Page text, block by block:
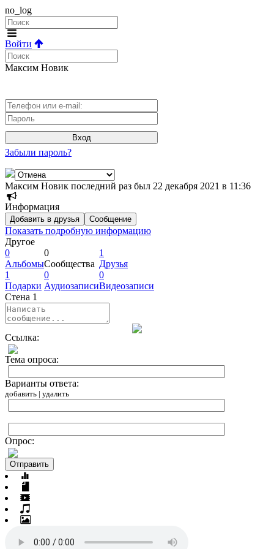
no_log
Войти
Максим Новик
Вход
Забыли пароль?
Максим Новик последний раз был 22 декабря 2021 в 11:36
Информация
Добавить в друзья Сообщение
Показать подробную информацию
Другое
0
Альбомы
0
Сообщества
1
Друзья
1
Подарки
0
Аудиозаписи
0
Видеозаписи
Стена 1
Ссылка:
Тема опроса:
Варианты ответа:
добавить | удалить
Опрос:
Отправить